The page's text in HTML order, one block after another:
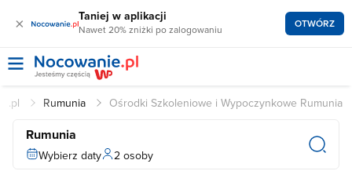
× Taniej w aplikacji
Nawet 20% zniżki po zalogowaniu OTWÓRZ
Rumunia Ośrodki Szkoleniowe i Wypoczynkowe Rumunia
Rumunia
Wybierz daty 2 osoby